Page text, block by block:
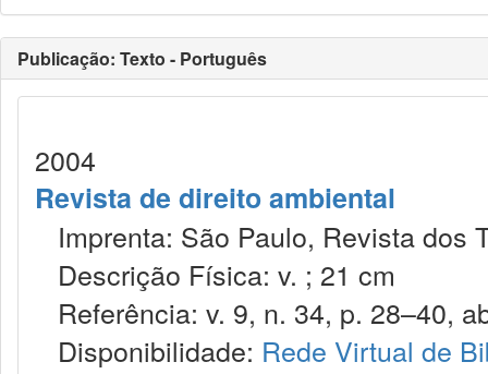
Publicação: Texto - Português
2004
Revista de direito ambiental
Imprenta: São Paulo, Revista dos
Descrição Física: v. ; 21 cm
Referência: v. 9, n. 34, p. 28–40,
Disponibilidade: Rede Virtual de